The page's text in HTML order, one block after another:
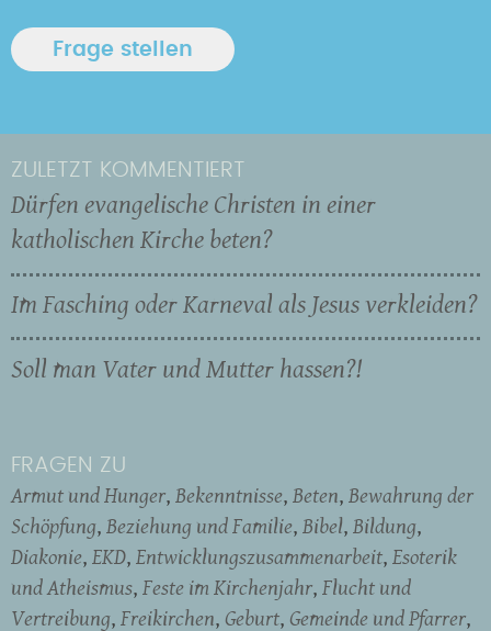
ZULETZT KOMMENTIERT
Dürfen evangelische Christen in einer
katholischen Kirche beten?
Im Fasching oder Karneval als Jesus verkleiden?
Soll man Vater und Mutter hassen?!
FRAGEN ZU
Armut und Hunger Bekenntnisse Beten Bewahrung der
Schöpfung Beziehung und Familie Bibel Bildung
Diakonie EKD Entwicklungszusammenarbeit Esoterik
und Atheismus Feste im Kirchenjahr Flucht und
Vertreibung Freikirchen Geburt Gemeinde und Pfarrer